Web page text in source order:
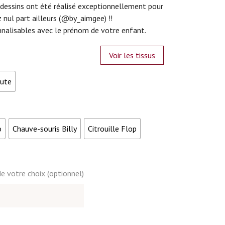
ont été réalisé exceptionnellement pour
nul part ailleurs (@by_aimgee) !!
avec le prénom de votre enfant.
Voir les tissus
Chauve-souris Billy Citrouille Flop
votre choix (optionnel)